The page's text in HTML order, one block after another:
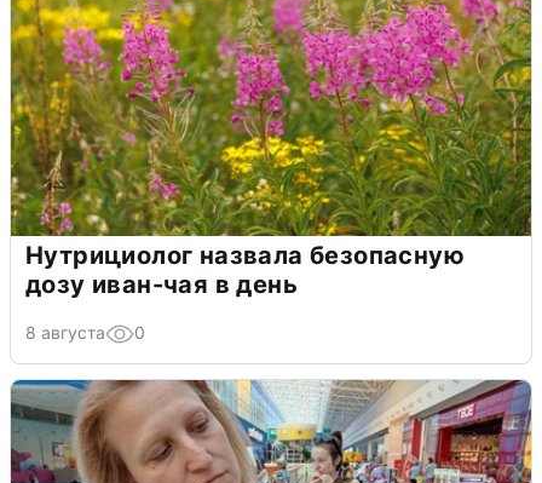
Нутрициолог назвала безопасную
дозу иван-чая в день
8 августа 0